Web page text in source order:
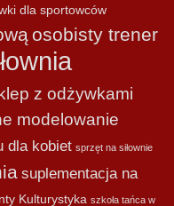
dla sportowców
osobisty trener
z odżywkami
modelowanie
dla kobiet sprzęt na siłownie
suplementacja na
Kulturystyka szkoła tańca w